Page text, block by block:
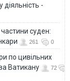
-
суден:
261 0
по цивільних
Ватикану
72